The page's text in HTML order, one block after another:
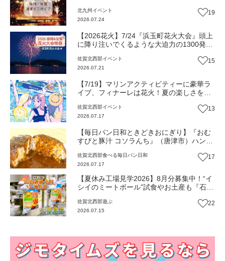
北九州 イベント
2026.07.24
19
【2026花火】7/24『浜玉町花火大会』頭上
に降り注いでくるような大迫力の1300発！
佐賀北西部イベント
2026.07.21
15
【7/19】マリンアクティビティーに豪華ラ
イブ、フィナーレは花火！夏の楽しさを全
2026』（佐賀・唐津市）【イベント】
佐賀北西部イベント
2026.07.17
13
【毎日パン日和ときどきおにぎり】『おむ
すびと豚汁 コソラんち』（唐津市）ハンバ
すび【佐賀おにぎり】
佐賀北西部食べる毎日パン日和
2026.07.17
17
【夏休み工場見学2026】8月分募集中！“イ
シイのミートボール”試食やお土産も『石井
佐賀北西部遊ぶ
2026.07.15
22